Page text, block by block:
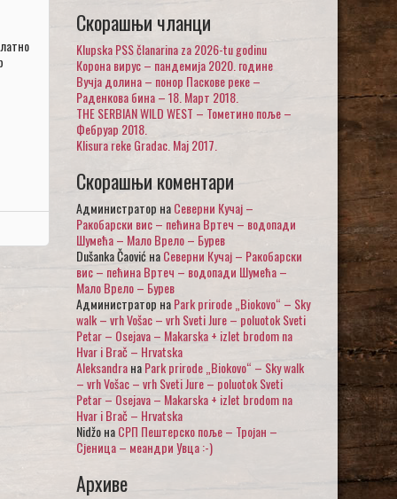
Скорашњи чланци
Klupska PSS članarina za 2026-tu godinu
Корона вирус – пандемија 2020. године
Вучја долина – понор Паскове реке –
Раденкова бина – 18. Март 2018.
THE SERBIAN WILD WEST – Тометино поље –
Фебруар 2018.
Klisura reke Gradac. Maj 2017.
Скорашњи коментари
Администратор наСеверни Кучај –
Ракобарски вис – пећина Вртеч – водопади
Шумећа – Мало Врело – Бурев
Dušanka ČaovićнаСеверни Кучај – Ракобарски
вис – пећина Вртеч – водопади Шумећа –
Мало Врело – Бурев
Администратор наPark prirode „Biokovo“ – Sky
walk – vrh Vošac – vrh Sveti Jure – poluotok Sveti
Petar – Osejava – Makarska + izlet brodom na
Hvar i Brač – Hrvatska
AleksandraнаPark prirode „Biokovo“ – Sky walk
– vrh Vošac – vrh Sveti Jure – poluotok Sveti
Petar – Osejava – Makarska + izlet brodom na
Hvar i Brač – Hrvatska
NidžoнаСРП Пештерско поље – Тројан –
Сјеница – меандри Увца :-)
Архиве